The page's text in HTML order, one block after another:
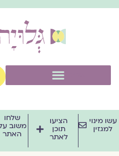
מינוי
למגזין
הציעו
תוכן
לאתר
שלחו
משוב על
האתר